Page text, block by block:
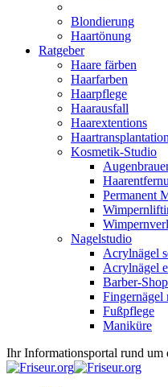
Blondierung
Haartönung
Ratgeber
Haare färben
Haarfarben
Haarpflege
Haarausfall
Haarextentions
Haartransplantation
Kosmetik-Studio
Permanent
Nagelstudio
Acrylnägel
Acrylnägel
Barber-Shop
Fingernägel
Fußpflege
Maniküre
Ihr Informationsportal rund um